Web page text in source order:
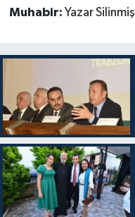
Muhabir: Yazar Silinmiş